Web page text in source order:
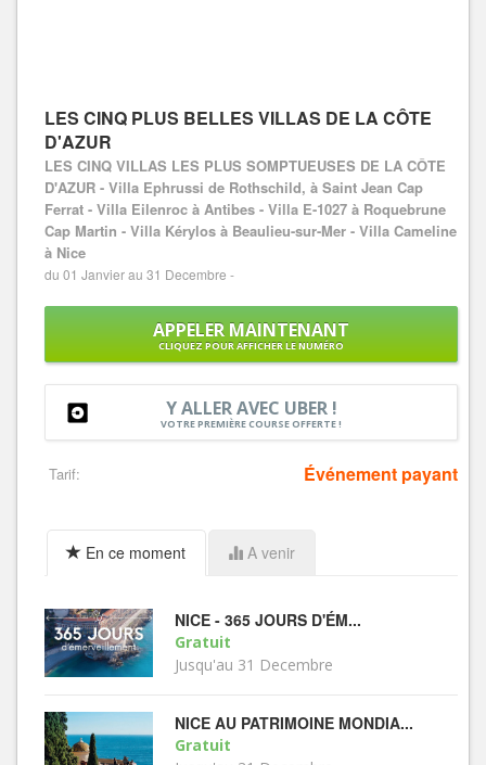
LES CINQ PLUS BELLES VILLAS DE LA CÔTE
D'AZUR
LES CINQ VILLAS LES PLUS SOMPTUEUSES DE LA CÔTE
D'AZUR - Villa Ephrussi de Rothschild, à Saint Jean Cap
Ferrat - Villa Eilenroc à Antibes - Villa E-1027 à Roquebrune
Cap Martin - Villa Kérylos à Beaulieu-sur-Mer - Villa Cameline
à Nice
du 01 Janvier au 31 Decembre -
APPELER MAINTENANT
CLIQUEZ POUR AFFICHER LE NUMÉRO
Y ALLER AVEC UBER !
VOTRE PREMIÈRE COURSE OFFERTE !
Tarif: Événement payant
En ce moment A venir
​NICE - 365 JOURS D'ÉM...
Gratuit
Jusqu'au 31 Decembre
NICE AU PATRIMOINE MONDIA...
Gratuit